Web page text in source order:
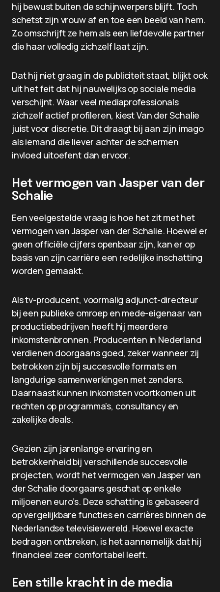
hij bewust buiten de schijnwerpers blijft. Toch
schetst zijn vrouw af en toe een beeld van hem.
Zo omschrijft ze hem als een liefdevolle partner
die haar volledig zichzelf laat zijn.
Dat hij niet graag in de publiciteit staat, blijkt ook
uit het feit dat hij nauwelijks op sociale media
verschijnt. Waar veel mediaprofessionals
zichzelf actief profileren, kiest Van der Schalie
juist voor discretie. Dit draagt bij aan zijn imago
als iemand die liever achter de schermen
invloed uitoefent dan ervoor.
Het vermogen van Jasper van der
Schalie
Een veelgestelde vraag is hoe het zit met het
vermogen van Jasper van der Schalie. Hoewel er
geen officiële cijfers openbaar zijn, kan er op
basis van zijn carrière een redelijke inschatting
worden gemaakt.
Als tv-producent, voormalig adjunct-directeur
bij een publieke omroep en mede-eigenaar van
productiebedrijven heeft hij meerdere
inkomstenbronnen. Producenten in Nederland
verdienen doorgaans goed, zeker wanneer zij
betrokken zijn bij succesvolle formats en
langdurige samenwerkingen met zenders.
Daarnaast kunnen inkomsten voortkomen uit
rechten op programma’s, consultancy en
zakelijke deals.
Gezien zijn jarenlange ervaring en
betrokkenheid bij verschillende succesvolle
projecten, wordt het vermogen van Jasper van
der Schalie doorgaans geschat op enkele
miljoenen euro’s. Deze schatting is gebaseerd
op vergelijkbare functies en carrières binnen de
Nederlandse televisiewereld. Hoewel exacte
bedragen ontbreken, is het aannemelijk dat hij
financieel zeer comfortabel leeft.
Een stille kracht in de media